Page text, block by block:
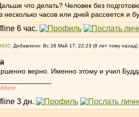
что делать? Человек без
несколько часов или дней рассеется и
Добавлено: Вс 28 Май 17, 22:23 (9 лет тому назад)
верно. Именно этому и учил